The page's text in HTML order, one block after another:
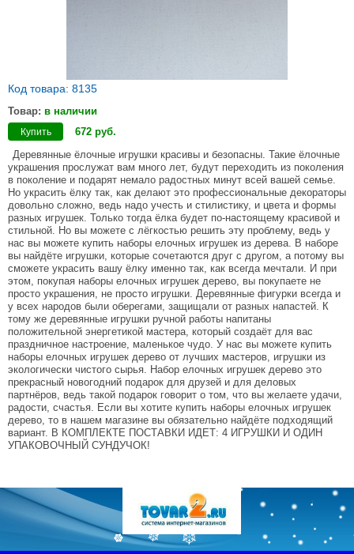
Код товара: 8135
Товар: в наличии
Купить 672 руб.
Деревянные ёлочные игрушки красивы и безопасны. Такие ёлочные
украшения прослужат вам много лет, будут переходить из поколения
в поколение и подарят немало радостных минут всей вашей семье.
Но украсить ёлку так, как делают это профессиональные декораторы
довольно сложно, ведь надо учесть и стилистику, и цвета и формы
разных игрушек. Только тогда ёлка будет по-настоящему красивой и
стильной. Но вы можете с лёгкостью решить эту проблему, ведь у
нас вы можете купить наборы елочных игрушек из дерева. В наборе
вы найдёте игрушки, которые сочетаются друг с другом, а потому вы
сможете украсить вашу ёлку именно так, как всегда мечтали. И при
этом, покупая наборы елочных игрушек дерево, вы покупаете не
просто украшения, не просто игрушки. Деревянные фигурки всегда и
у всех народов были оберегами, защищали от разных напастей. К
тому же деревянные игрушки ручной работы напитаны
положительной энергетикой мастера, который создаёт для вас
праздничное настроение, маленькое чудо. У нас вы можете купить
наборы елочных игрушек дерево от лучших мастеров, игрушки из
экологически чистого сырья. Набор елочных игрушек дерево это
прекрасный новогодний подарок для друзей и для деловых
партнёров, ведь такой подарок говорит о том, что вы желаете удачи,
радости, счастья. Если вы хотите купить наборы елочных игрушек
дерево, то в нашем магазине вы обязательно найдёте подходящий
вариант. В КОМПЛЕКТЕ ПОСТАВКИ ИДЕТ: 4 ИГРУШКИ И ОДИН
УПАКОВОЧНЫЙ СУНДУЧОК!